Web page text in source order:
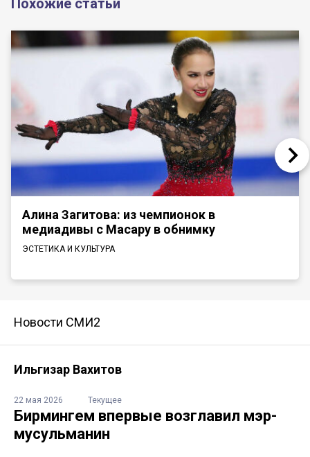
Похожие статьи
Алина Загитова: из чемпионок в
медиадивы с Масару в обнимку
ЭСТЕТИКА И КУЛЬТУРА
Новости СМИ2
Ильгизар Вахитов
22 мая 2026 Текущее
Бирмингем впервые возглавил мэр-
мусульманин